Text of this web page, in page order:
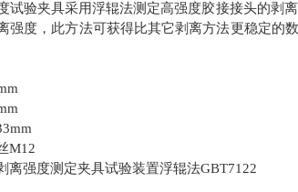
试验夹具采用浮辊法测定高强度胶接接头的剥
强度，此方法可获得比其它剥离方法更稳定的
M12
离强度测定夹具试验装置浮辊法GBT7122